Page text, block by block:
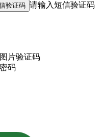
验证码 请输入短信验证码
片验证码
码